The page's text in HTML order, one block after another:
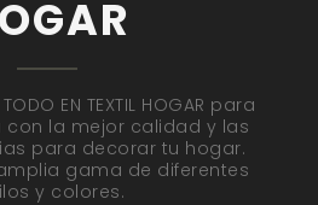
EN TEXTIL HOGAR para
con la mejor calidad y las
para decorar tu hogar.
gama de diferentes
y colores.